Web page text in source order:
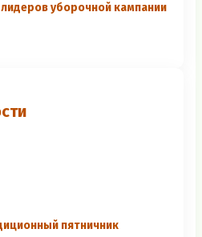
уборочной кампании
пятничник